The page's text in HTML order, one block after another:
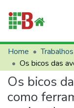
Communities &
All of RIIFB
Manuals and Terms
Statistics
Home
Os bicos
como